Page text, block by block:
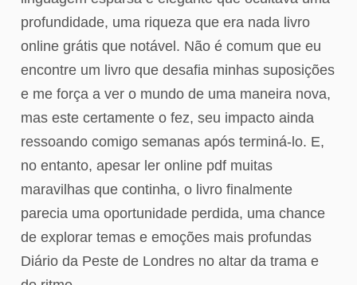
profundidade, uma riqueza que era nada livro
online grátis que notável. Não é comum que eu
encontre um livro que desafia minhas suposições
e me força a ver o mundo de uma maneira nova,
mas este certamente o fez, seu impacto ainda
ressoando comigo semanas após terminá-lo. E,
no entanto, apesar ler online pdf muitas
maravilhas que continha, o livro finalmente
parecia uma oportunidade perdida, uma chance
de explorar temas e emoções mais profundas
Diário da Peste de Londres no altar da trama e